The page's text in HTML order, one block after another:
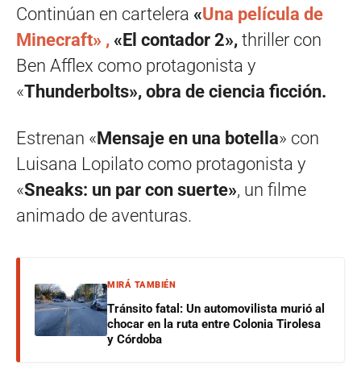
Continúan en cartelera «Una película de
Minecraft» , «El contador 2», thriller con
Ben Afflex como protagonista y
«Thunderbolts», obra de ciencia ficción.
Estrenan «Mensaje en una botella» con
Luisana Lopilato como protagonista y
«Sneaks: un par con suerte», un filme
animado de aventuras.
MIRÁ TAMBIÉN
Tránsito fatal: Un automovilista murió al
chocar en la ruta entre Colonia Tirolesa
y Córdoba